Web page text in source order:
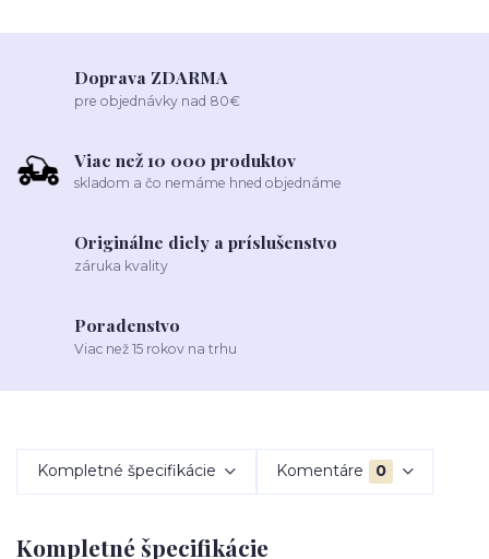
Doprava ZDARMA
pre objednávky nad 80€
Viac než 10 000 produktov
skladom a čo nemáme hned objednáme
Originálne diely a príslušenstvo
záruka kvality
Poradenstvo
Viac než 15 rokov na trhu
Kompletné špecifikácie Komentáre 0
Kompletné špecifikácie